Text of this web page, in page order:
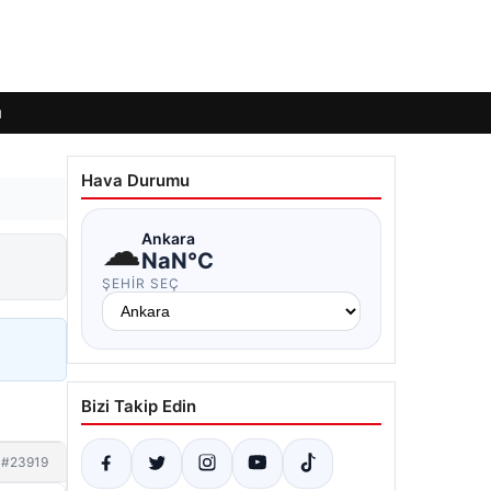
#23919
Hava Durumu
☁Ankara
NaN°C
ŞEHIR SEÇ
Bizi Takip Edin